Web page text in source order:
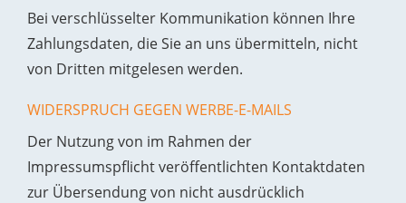
Bei verschlüsselter Kommunikation können Ihre
Zahlungsdaten, die Sie an uns übermitteln, nicht
von Dritten mitgelesen werden.
WIDERSPRUCH GEGEN WERBE-E-MAILS
Der Nutzung von im Rahmen der
Impressumspflicht veröffentlichten Kontaktdaten
zur Übersendung von nicht ausdrücklich